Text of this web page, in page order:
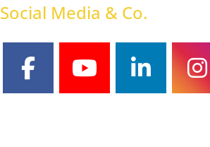
Social Media & Co.
facebookyoutube